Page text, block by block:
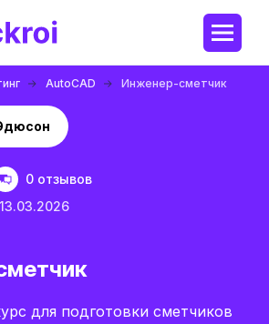
AutoCAD Инженер-сметчик
0 отзывов
для подготовки сметчиков